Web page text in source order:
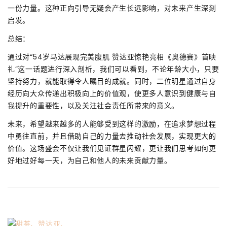
一份力量。这种正向引导无疑会产生长远影响，对未来产生深刻
启发。
总结：
通过对“54岁马达展现完美腹肌 赞达亚惊艳亮相《奥德赛》首映
礼”这一话题进行深入剖析，我们可以看到，不论年龄大小，只要
坚持努力，就能取得令人瞩目的成就。同时，二位明星通过自身
经历向大众传递出积极向上的价值观，使更多人意识到健康与自
我提升的重要性，以及关注社会责任所带来的意义。
未来，希望越来越多的人能够受到这样的激励，在追求梦想过程
中勇往直前，并且借助自己的力量去推动社会发展，实现更大的
价值。这场盛会不仅让我们见证群星闪耀，更让我们思考如何更
好地过好每一天，为自己和他人的未来贡献力量。